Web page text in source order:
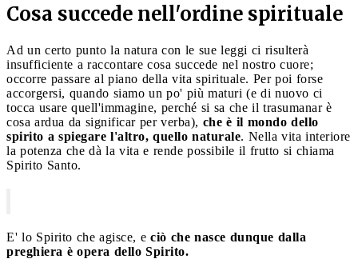
Cosa succede nell'ordine spirituale
Ad un certo punto la natura con le sue leggi ci risulterà
insufficiente a raccontare cosa succede nel nostro cuore;
occorre passare al piano della vita spirituale. Per poi forse
accorgersi, quando siamo un po' più maturi (e di nuovo ci
tocca usare quell'immagine, perché si sa che il trasumanar è
cosa ardua da significar per verba), che è il mondo dello
spirito a spiegare l'altro, quello naturale. Nella vita interiore
la potenza che dà la vita e rende possibile il frutto si chiama
Spirito Santo.
E' lo Spirito che agisce, e ciò che nasce dunque dalla
preghiera è opera dello Spirito.